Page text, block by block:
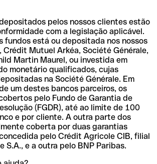
pelos nossos clientes estão
com a legislação aplicável.
fundos está ou depositada nos nossos
Crédit Mutuel Arkéa, Société Générale,
Martin Maurel, ou investida em
monetário qualificados, cujas
na Société Générale. Em
um destes bancos parceiros, os
pelo Fundo de Garantia de
(FGDR), até ao limite de 100
e por cliente. A outra parte dos
coberta por duas garantias
pelo Crédit Agricole CIB, filial
S.A., e a outra pelo BNP Paribas.